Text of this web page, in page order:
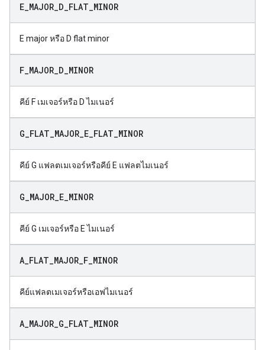
E MAJOR D FLAT MINOR
E major หรือ D flat minor
F MAJOR D MINOR
คีย์ F เมเจอร์หรือ D ไมเนอร์
G FLAT MAJOR E FLAT MINOR
คีย์ G แฟลตเมเจอร์หรือคีย์ E แฟลตไมเนอร์
G MAJOR E MINOR
คีย์ G เมเจอร์หรือ E ไมเนอร์
A FLAT MAJOR F MINOR
คีย์แฟลตเมเจอร์หรือเอฟไมเนอร์
A MAJOR G FLAT MINOR